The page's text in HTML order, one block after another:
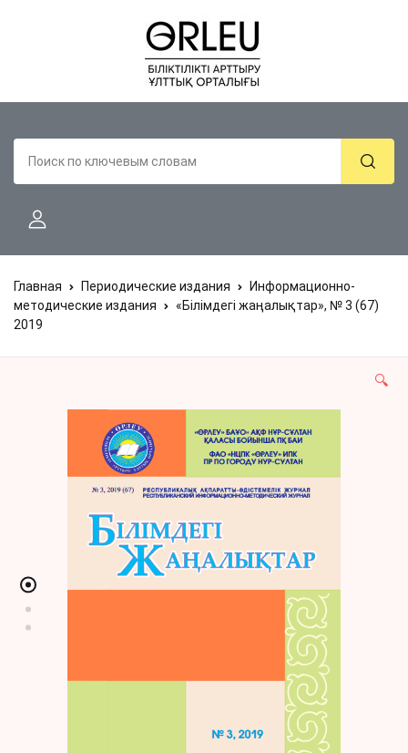
Главная Периодические издания
Информационно-
методические издания
«Білімдегі жаңалықтар», № 3 (67)
2019
🔍